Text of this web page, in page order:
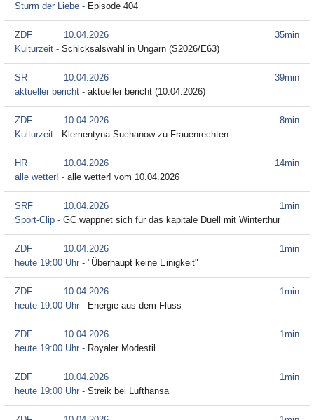
Sturm der Liebe - Episode 404
35min
ZDF
10.04.2026
Kulturzeit - Schicksalswahl in Ungarn (S2026/E63)
39min
SR
10.04.2026
aktueller bericht - aktueller bericht (10.04.2026)
8min
ZDF
10.04.2026
Kulturzeit - Klementyna Suchanow zu Frauenrechten
14min
HR
10.04.2026
alle wetter! - alle wetter! vom 10.04.2026
1min
SRF
10.04.2026
Sport-Clip - GC wappnet sich für das kapitale Duell mit Winterthur
1min
ZDF
10.04.2026
heute 19:00 Uhr - "Überhaupt keine Einigkeit"
1min
ZDF
10.04.2026
heute 19:00 Uhr - Energie aus dem Fluss
1min
ZDF
10.04.2026
heute 19:00 Uhr - Royaler Modestil
1min
ZDF
10.04.2026
heute 19:00 Uhr - Streik bei Lufthansa